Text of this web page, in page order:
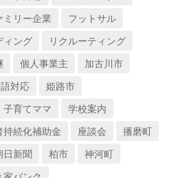
ミリー企業
フットサル
ィング
リクルーティング
個人事業主
加古川市
対応
姫路市
子育てママ
学校案内
続化補助金 座談会
播磨町
日新聞 柏市
神河町